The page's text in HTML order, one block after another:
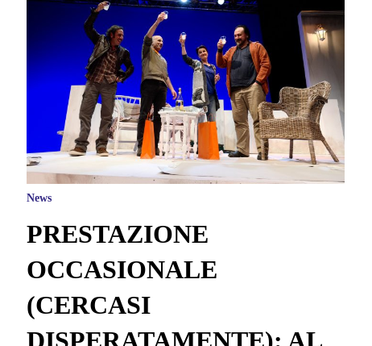
News
PRESTAZIONE
OCCASIONALE
(CERCASI